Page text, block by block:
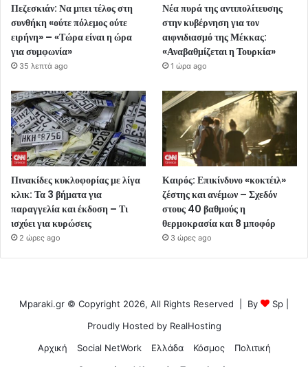
Πεζεσκιάν: Να μπει τέλος στη
συνθήκη «ούτε πόλεμος ούτε
ειρήνη» – «Τώρα είναι η ώρα
για συμφωνία»
35 λεπτά ago
Νέα πυρά της αντιπολίτευσης
στην κυβέρνηση για τον
αιφνιδιασμό της Μέκκας:
«Αναβαθμίζεται η Τουρκία»
1 ώρα ago
Πινακίδες κυκλοφορίας με λίγα
κλικ: Τα 3 βήματα για
παραγγελία και έκδοση – Τι
ισχύει για κυρώσεις
2 ώρες ago
Καιρός: Επικίνδυνο «κοκτέιλ»
ζέστης και ανέμων – Σχεδόν
στους 40 βαθμούς η
θερμοκρασία και 8 μποφόρ
3 ώρες ago
Mparaki.gr © Copyright 2026, All Rights Reserved | By Sp
Proudly Hosted by RealHosting
Αρχική
Social NetWork Ελλάδα Κόσμος
Πολιτική